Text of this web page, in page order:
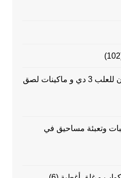
ماكينات التغليف بالسلوفان للعلب 3 دي و ماكينات لصق
وتعبئة مساحيق في